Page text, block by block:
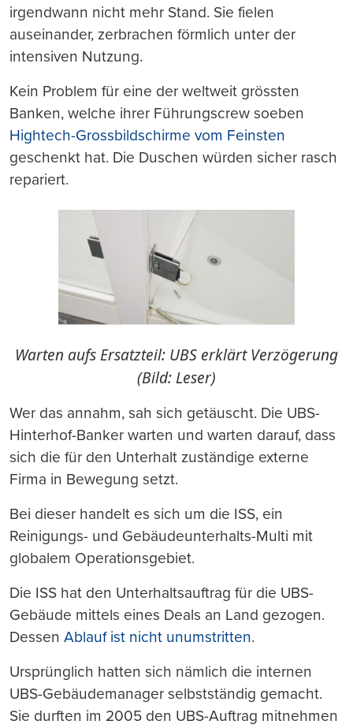
irgendwann nicht mehr Stand. Sie fielen
auseinander, zerbrachen förmlich unter der
intensiven Nutzung.
Kein Problem für eine der weltweit grössten
Banken, welche ihrer Führungscrew soeben
Hightech-Grossbildschirme vom Feinsten
geschenkt hat. Die Duschen würden sicher rasch
repariert.
Warten aufs Ersatzteil: UBS erklärt Verzögerung
(Bild: Leser)
Wer das annahm, sah sich getäuscht. Die UBS-
Hinterhof-Banker warten und warten darauf, dass
sich die für den Unterhalt zuständige externe
Firma in Bewegung setzt.
Bei dieser handelt es sich um die ISS, ein
Reinigungs- und Gebäudeunterhalts-Multi mit
globalem Operationsgebiet.
Die ISS hat den Unterhaltsauftrag für die UBS-
Gebäude mittels eines Deals an Land gezogen.
Dessen Ablauf ist nicht unumstritten.
Ursprünglich hatten sich nämlich die internen
UBS-Gebäudemanager selbstständig gemacht.
Sie durften im 2005 den UBS-Auftrag mitnehmen